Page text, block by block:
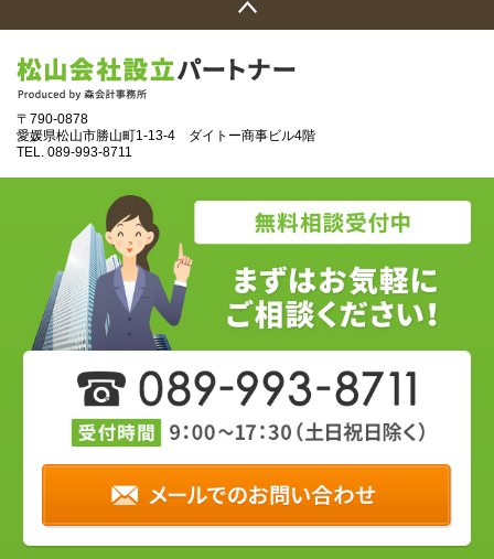
〒790-0878
愛媛県松山市勝山町1‐13‐4 ダイトー商事ビル4階
TEL. 089‐993‐8711